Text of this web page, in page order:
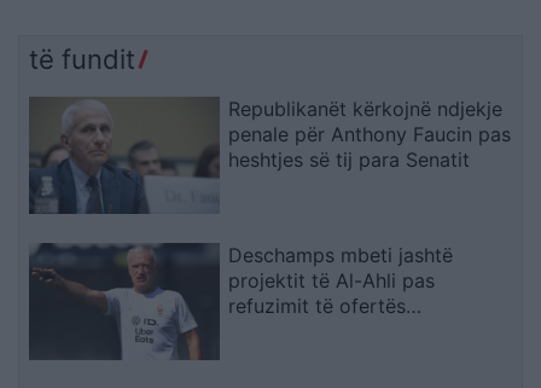
të fundit
Republikanët kërkojnë ndjekje
penale për Anthony Faucin pas
heshtjes së tij para Senatit
Deschamps mbeti jashtë
projektit të Al-Ahli pas
refuzimit të ofertës